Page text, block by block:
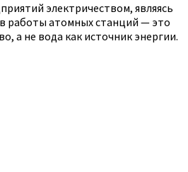
электричеством, являясь
работы атомных станций — это
а не вода как источник энергии.